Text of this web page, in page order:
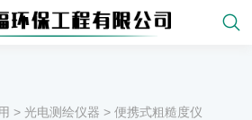
>光电测绘仪器 >便携式粗糙度仪